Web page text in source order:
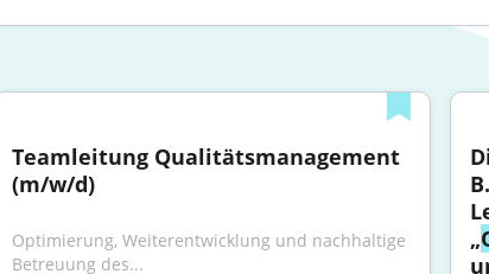
Teamleitung Qualitätsmanagement
(m/w/d)
Optimierung, Weiterentwicklung und nachhaltige
Betreuung des...
„